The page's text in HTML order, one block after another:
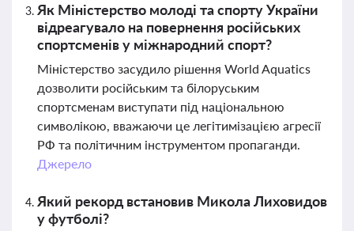
Як Міністерство молоді та спорту України
відреагувало на повернення російських
спортсменів у міжнародний спорт?
Міністерство засудило рішення World Aquatics
дозволити російським та білоруським
спортсменам виступати під національною
символікою, вважаючи це легітимізацією агресії
РФ та політичним інструментом пропаганди.
Джерело
Який рекорд встановив Микола Лиховидов
у футболі?